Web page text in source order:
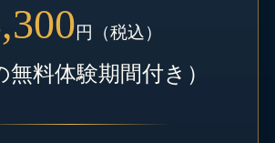
円（税込）
無料体験期間付き）